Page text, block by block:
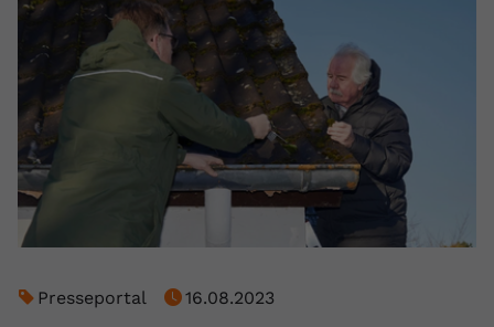
Presseportal
16.08.2023
Zweck
registriert eine eindeutige ID, um
Daten darüber zu speichern, welche
Videos von YouTube der Nutzer
gesehen hat.
yt-remote-connected-devices
Youtube.com
YouTube setzt diesen Cookie, um die